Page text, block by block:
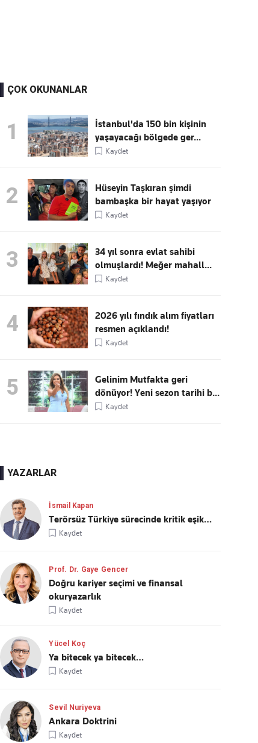
ÇOK OKUNANLAR
1
İstanbul'da 150 bin kişinin
yaşayacağı bölgede ger...
Kaydet
2
Hüseyin Taşkıran şimdi
bambaşka bir hayat yaşıyor
Kaydet
3
34 yıl sonra evlat sahibi
olmuşlardı! Meğer mahall...
Kaydet
4
2026 yılı fındık alım fiyatları
resmen açıklandı!
Kaydet
5
Gelinim Mutfakta geri
dönüyor! Yeni sezon tarihi b...
Kaydet
YAZARLAR
İsmail Kapan
Terörsüz Türkiye sürecinde kritik eşik…
Kaydet
Prof. Dr. Gaye Gencer
Doğru kariyer seçimi ve finansal
okuryazarlık
Kaydet
Yücel Koç
Ya bitecek ya bitecek…
Kaydet
Sevil Nuriyeva
Ankara Doktrini
Kaydet